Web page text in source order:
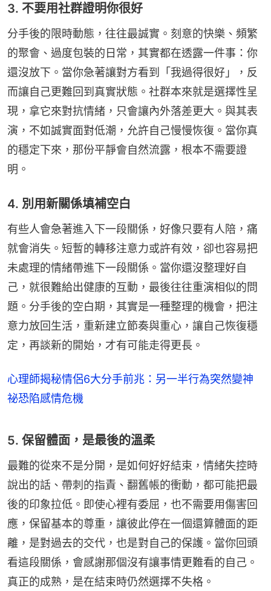
3. 不要用社群證明你很好
分手後的限時動態，往往最誠實。刻意的快樂、頻繁
的聚會、過度包裝的日常，其實都在透露一件事：你
還沒放下。當你急著讓對方看到「我過得很好」，反
而讓自己更難回到真實狀態。社群本來就是選擇性呈
現，拿它來對抗情緒，只會讓內外落差更大。與其表
演，不如誠實面對低潮，允許自己慢慢恢復。當你真
的穩定下來，那份平靜會自然流露，根本不需要證
明。
4. 別用新關係填補空白
有些人會急著進入下一段關係，好像只要有人陪，痛
就會消失。短暫的轉移注意力或許有效，卻也容易把
未處理的情緒帶進下一段關係。當你還沒整理好自
己，就很難給出健康的互動，最後往往重演相似的問
題。分手後的空白期，其實是一種整理的機會，把注
意力放回生活，重新建立節奏與重心，讓自己恢復穩
定，再談新的開始，才有可能走得更長。
心理師揭秘情侶6大分手前兆：另一半行為突然變神
祕恐陷感情危機
5. 保留體面，是最後的溫柔
最難的從來不是分開，是如何好好結束，情緒失控時
說出的話、帶刺的指責、翻舊帳的衝動，都可能把最
後的印象拉低。即使心裡有委屈，也不需要用傷害回
應，保留基本的尊重，讓彼此停在一個還算體面的距
離，是對過去的交代，也是對自己的保護。當你回頭
看這段關係，會感謝那個沒有讓事情更難看的自己。
真正的成熟，是在結束時仍然選擇不失格。